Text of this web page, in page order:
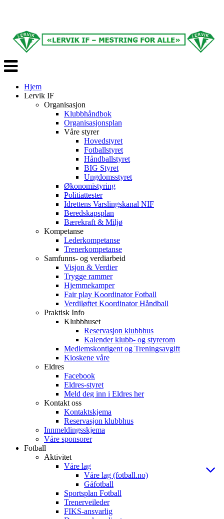
Veksle
navigasjon
Hjem
Lervik IF
Organisasjon
Klubbhåndbok
Organisasjonsplan
Våre styrer
Hovedstyret
Fotballstyret
Håndballstyret
BIG Styret
Ungdomsstyret
Økonomistyring
Politiattester
Idrettens Varslingskanal NIF
Beredskapsplan
Bærekraft & Miljø
Kompetanse
Lederkompetanse
Trenerkompetanse
Samfunns- og verdiarbeid
Visjon & Verdier
Trygge rammer
Hjemmekamper
Fair play Koordinator Fotball
Verdiløftet Koordinator Håndball
Praktisk Info
Klubbhuset
Reservasjon klubbhus
Kalender klubb- og styrerom
Medlemskontigent og Treningsavgift
Kioskene våre
Eldres
Facebook
Eldres-styret
Meld deg inn i Eldres her
Kontakt oss
Kontaktskjema
Reservasjon klubbhus
Innmeldingsskjema
Våre sponsorer
Fotball
Aktivitet
Våre lag
Våre lag (fotball.no)
Gåfotball
Sportsplan Fotball
Trenerveileder
FIKS-ansvarlig